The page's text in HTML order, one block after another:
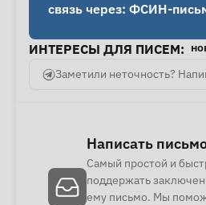
связь через: ФСИН-
ИНТЕРЕСЫ ДЛЯ ПИСЕМ:
Заметили неточность?
Написать
Самый простой и
поддержать
ему письмо. Мы